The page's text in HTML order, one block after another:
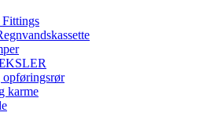
opføringsrør
karme